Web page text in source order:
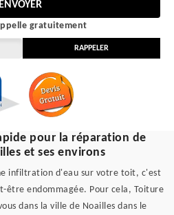
gratuitement
pour la réparation de
et ses environs
infiltration d'eau sur votre toit, c'est
être endommagée. Pour cela, Toiture
dans la ville de Noailles dans le